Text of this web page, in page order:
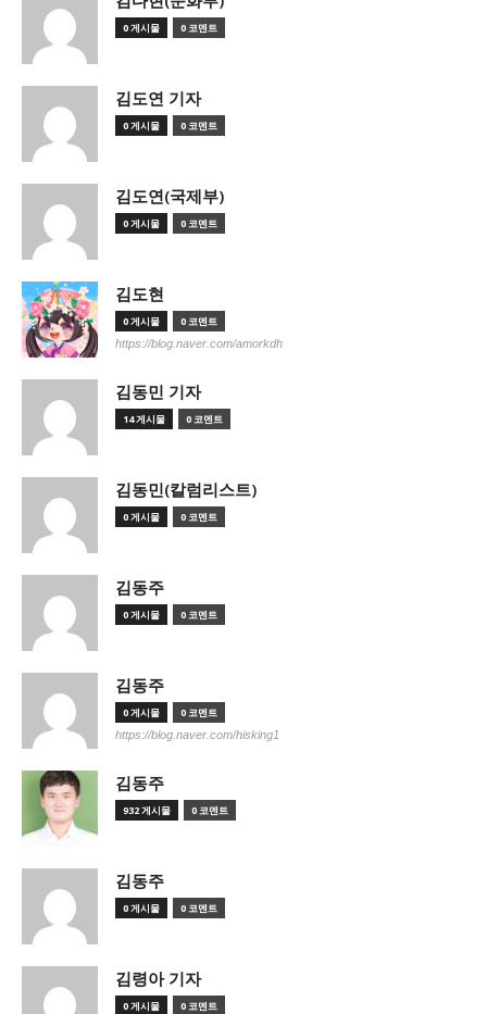
0 게시물 0 코멘트
김도연 기자
0 게시물 0 코멘트
김도연(국제부)
0 게시물 0 코멘트
김도현
0 게시물 0 코멘트
https://blog.naver.com/amorkdh
김동민 기자
14 게시물 0 코멘트
김동민(칼럼리스트)
0 게시물 0 코멘트
김동주
0 게시물 0 코멘트
김동주
0 게시물 0 코멘트
https://blog.naver.com/hisking1
김동주
932 게시물 0 코멘트
김동주
0 게시물 0 코멘트
김령아 기자
0 게시물 0 코멘트